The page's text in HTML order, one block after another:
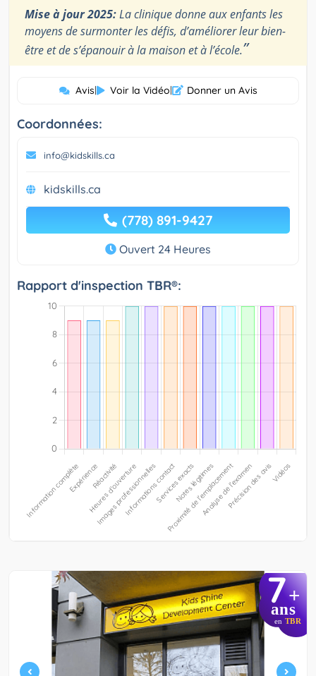
Mise à jour 2025:La clinique donne aux enfants les
moyens de surmonter les défis, d’améliorer leur bien-
être et de s’épanouir à la maison et à l’école.”
Avis| Voir la Vidéo| Donner un Avis
Coordonnées:
info@kidskills.ca
kidskills.ca
(778) 891-9427
Ouvert 24 Heures
Rapport d'inspection TBR®:
7+
ans
en TBR